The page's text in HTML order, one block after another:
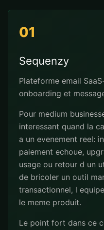
01
Sequenzy
Plateforme email
onboarding et
Pour medium
interessant quand la
a un evenement reel:
paiement echoue,
usage ou retour d un
de bricoler un outil
transactionnel, l
le meme produit.
Le point fort dans ce